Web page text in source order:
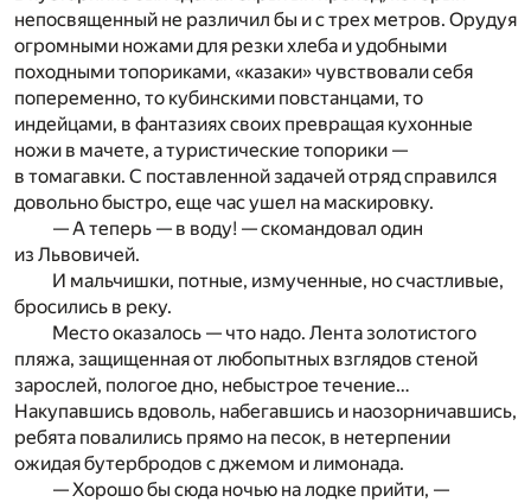
непосвященный не различил бы и с трех метров. Орудуя
огромными ножами для резки хлеба и удобными
походными топориками, «казаки» чувствовали себя
попеременно, то кубинскими повстанцами, то
индейцами, в фантазиях своих превращая кухонные
ножи в мачете, а туристические топорики —
в томагавки. С поставленной задачей отряд справился
довольно быстро, еще час ушел на маскировку.
— А теперь — в воду! — скомандовал один
из Львовичей.
И мальчишки, потные, измученные, но счастливые,
бросились в реку.
Место оказалось — что надо. Лента золотистого
пляжа, защищенная от любопытных взглядов стеной
зарослей, пологое дно, небыстрое течение…
Накупавшись вдоволь, набегавшись и наозорничавшись,
ребята повалились прямо на песок, в нетерпении
ожидая бутербродов с джемом и лимонада.
— Хорошо бы сюда ночью на лодке прийти, —